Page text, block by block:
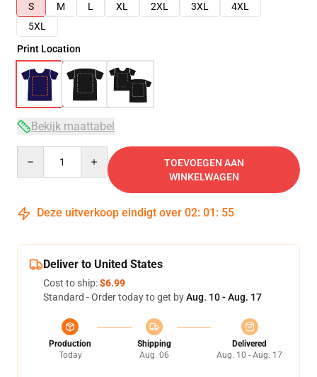
S
M L XL 2XL 3XL
4XL
5XL
Print Location
Bekijk maattabel
TOEVOEGEN AAN
WINKELWAGEN
Deze uitverkoop eindigt over 02: 01 : 54
Deliver to United States
Cost to ship:$6.99
Standard - Order today to get byAug. 10 - Aug. 17
Production
Today
Shipping
Aug. 06
Delivered
Aug. 10 - Aug. 17